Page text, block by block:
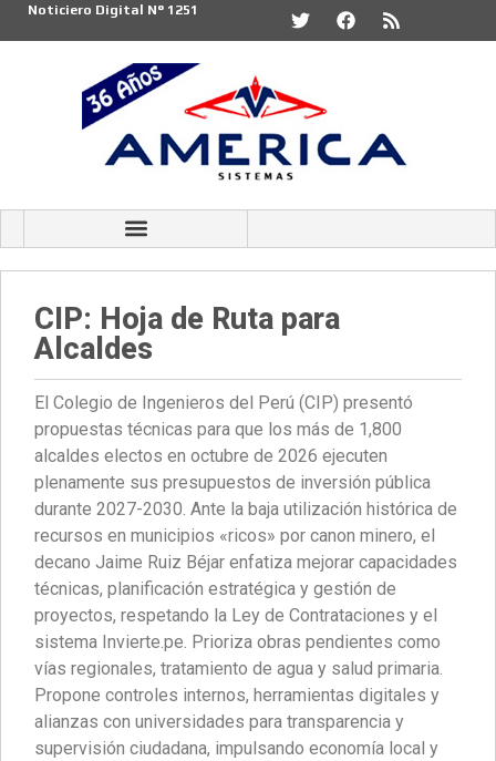
Noticiero Digital N° 1251
CIP: Hoja de Ruta para
Alcaldes
El Colegio de Ingenieros del Perú (CIP) presentó
propuestas técnicas para que los más de 1,800
alcaldes electos en octubre de 2026 ejecuten
plenamente sus presupuestos de inversión pública
durante 2027-2030. Ante la baja utilización histórica de
recursos en municipios «ricos» por canon minero, el
decano Jaime Ruiz Béjar enfatiza mejorar capacidades
técnicas, planificación estratégica y gestión de
proyectos, respetando la Ley de Contrataciones y el
sistema Invierte.pe. Prioriza obras pendientes como
vías regionales, tratamiento de agua y salud primaria.
Propone controles internos, herramientas digitales y
alianzas con universidades para transparencia y
supervisión ciudadana, impulsando economía local y